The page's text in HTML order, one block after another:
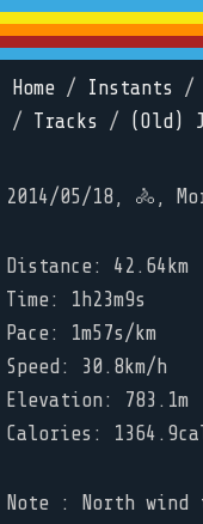
Home / Instants /
/ Tracks / (Old)
2014/05/18, 🚴,
Distance: 42.64km
Time: 1h23m9s
Pace: 1m57s/km
Speed: 30.8km/h
Elevation: 783.1m
Calories:
Note : North wind